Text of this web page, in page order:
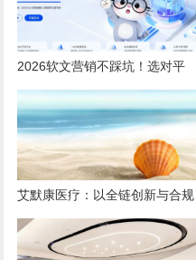
2026软文营销不踩坑！选对平
台，小预算也能撬动大流量
艾默康医疗：以全链创新与合规
深耕，赋能医疗健康高质量发展